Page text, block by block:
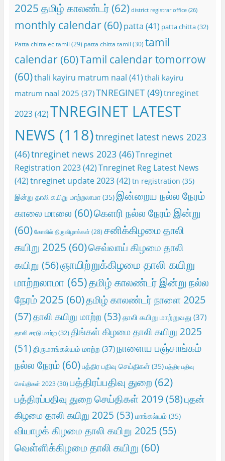
2025 தமிழ் காலண்டர்(62) district registrar office(26)
monthly calendar(60) patta (41) patta chitta(32)
Patta chitta ec tamil (29) patta chitta tamil (30) tamil
calendar(60)Tamil calendar tomorrow
(60)thali kayiru matrum naal (41) thali kayiru
matrum naal 2025 (37)TNREGINET(49)tnreginet
2023(42)TNREGINET LATEST
NEWS (118)tnreginet latest news 2023
(46)tnreginet news 2023(46)Tnreginet
Registration 2023(42)Tnreginet Reg Latest News
(42)tnreginet update 2023(42) tn registration (35)
இன்று தாலி கயிறு மாற்றலாமா(35)இன்றைய நல்ல நேரம்
காலை மாலை (60)கெளரி நல்ல நேரம் இன்று
(60) கோவில் திருவிழாக்கள் (28) சனிக்கிழமை தாலி
கயிறு 2025 (60)செவ்வாய் கிழமை தாலி
கயிறு (56)ஞாயிற்றுக்கிழமை தாலி கயிறு
மாற்றலாமா (65)தமிழ் காலண்டர் இன்று நல்ல
நேரம் 2025 (60)தமிழ் காலண்டர் நாளை 2025
(57)தாலி கயிறு மாற்ற (53) தாலி கயிறு மாற்றுவது (37)
தாலி சரடு மாற்ற(32)திங்கள் கிழமை தாலி கயிறு 2025
(51) திருமாங்கல்யம் மாற்ற (37)நாளைய பஞ்சாங்கம்
நல்ல நேரம்(60)பத்திர பதிவு செய்திகள்(35) பத்திர பதிவு
செய்திகள் 2023 (30) பத்திரப்பதிவு துறை (62)
பத்திரப்பதிவு துறை செய்திகள் 2019(58)புதன்
கிழமை தாலி கயிறு 2025 (53) மாங்கல்யம்(35)
வியாழக் கிழமை தாலி கயிறு 2025(55)
வெள்ளிக்கிழமை தாலி கயிறு (60)